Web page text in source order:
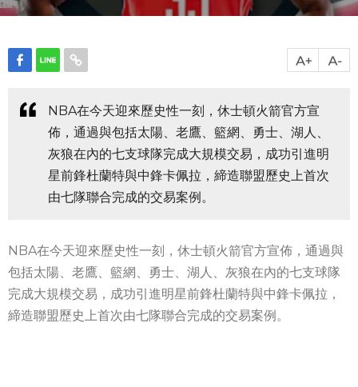
NBA在今天迎來歷史性一刻，休士頓火箭官方宣
佈，通過與包括太陽、老鷹、籃網、勇士、湖人、
灰狼在內的七支球隊完成大規模交易，成功引進明
星前鋒杜蘭特與中鋒卡佩拉，締造聯盟歷史上首次
由七隊聯合完成的交易案例。
NBA在今天迎來歷史性一刻，休士頓火箭官方宣佈，通過與
包括太陽、老鷹、籃網、勇士、湖人、灰狼在內的七支球隊
完成大規模交易，成功引進明星前鋒杜蘭特與中鋒卡佩拉，
締造聯盟歷史上首次由七隊聯合完成的交易案例。